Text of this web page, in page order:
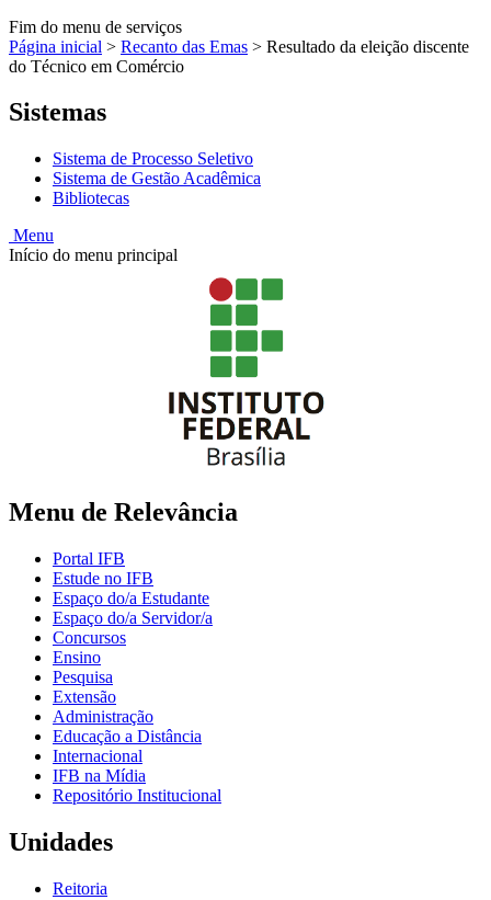
Fim do menu de serviços
Página inicial > Recanto das Emas > Resultado da eleição discente
do Técnico em Comércio
Sistemas
Sistema de Processo Seletivo
Sistema de Gestão Acadêmica
Bibliotecas
Menu
Início do menu principal
Menu de Relevância
Portal IFB
Estude no IFB
Espaço do/a Estudante
Espaço do/a Servidor/a
Concursos
Ensino
Pesquisa
Extensão
Administração
Educação a Distância
Internacional
IFB na Mídia
Repositório Institucional
Unidades
Reitoria